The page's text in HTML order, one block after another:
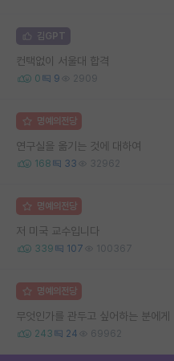
김GPT
컨택없이 서울대 합격
0 9 2909
명예의전당
연구실을 옮기는 것에 대하여
168 33 32962
명예의전당
저 미국 교수입니다
339 107 100367
명예의전당
무엇인가를 관두고 싶어하는 분에게
243 24 69962